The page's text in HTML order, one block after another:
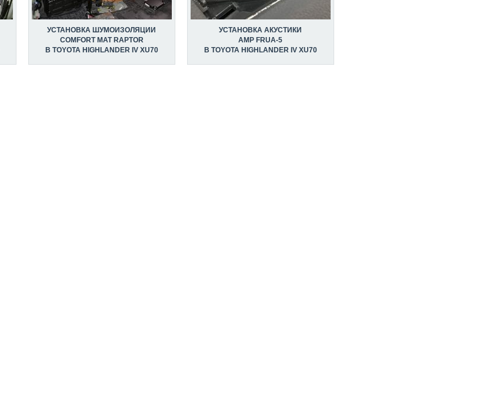
УСТАНОВКА ШУМОИЗОЛЯЦИИ
COMFORT MAT RAPTOR
В TOYOTA HIGHLANDER IV XU70
УСТАНОВКА АКУСТИКИ
AMP FRUA-5
В TOYOTA HIGHLANDER IV XU70